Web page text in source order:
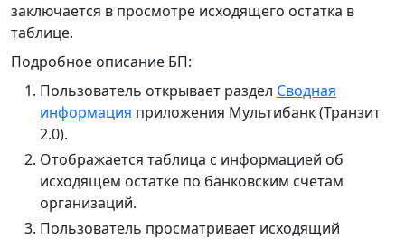
заключается в просмотре исходящего остатка в
таблице.
Подробное описание БП:
Пользователь открывает раздел Сводная
информация приложения Мультибанк (Транзит
2.0).
Отображается таблица с информацией об
исходящем остатке по банковским счетам
организаций.
Пользователь просматривает исходящий